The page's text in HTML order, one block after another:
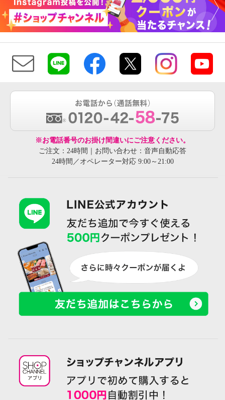
※お電話番号のお掛け間違いにご注意ください。
ご注文：24時間｜お問い合わせ：音声自動応答
24時間／オペレーター対応 9:00～21:00